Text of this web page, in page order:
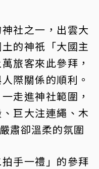
社之一，出雲大
的神祇「大國主
旅客來此參拜，
際關係的順利。
走進神社範圍，
巨大注連繩、木
肅卻溫柔的氛圍
手一禮」的參拜